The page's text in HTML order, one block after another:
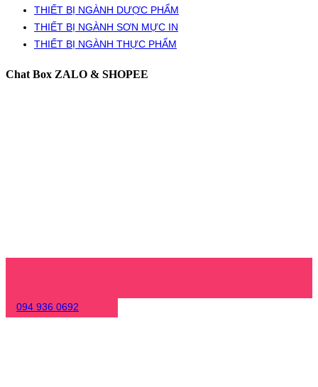
THIẾT BỊ NGÀNH DƯỢC PHẨM
THIẾT BỊ NGÀNH SƠN MỰC IN
THIẾT BỊ NGÀNH THỰC PHẨM
Chat Box ZALO & SHOPEE
094 936 0692